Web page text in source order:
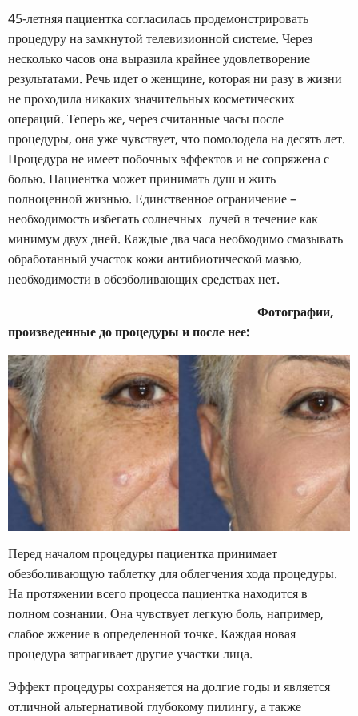
45-летняя пациентка согласилась продемонстрировать
процедуру на замкнутой телевизионной системе. Через
несколько часов она выразила крайнее удовлетворение
результатами. Речь идет о женщине, которая ни разу в жизни
не проходила никаких значительных косметических
операций. Теперь же, через считанные часы после
процедуры, она уже чувствует, что помолодела на десять лет.
Процедура не имеет побочных эффектов и не сопряжена с
болью. Пациентка может принимать душ и жить
полноценной жизнью. Единственное ограничение –
необходимость избегать солнечных лучей в течение как
минимум двух дней. Каждые два часа необходимо смазывать
обработанный участок кожи антибиотической мазью,
необходимости в обезболивающих средствах нет.
Фотографии,
произведенные до процедуры и после нее:
Перед началом процедуры пациентка принимает
обезболивающую таблетку для облегчения хода процедуры.
На протяжении всего процесса пациентка находится в
полном сознании. Она чувствует легкую боль, например,
слабое жжение в определенной точке. Каждая новая
процедура затрагивает другие участки лица.
Эффект процедуры сохраняется на долгие годы и является
отличной альтернативой глубокому пилингу, а также